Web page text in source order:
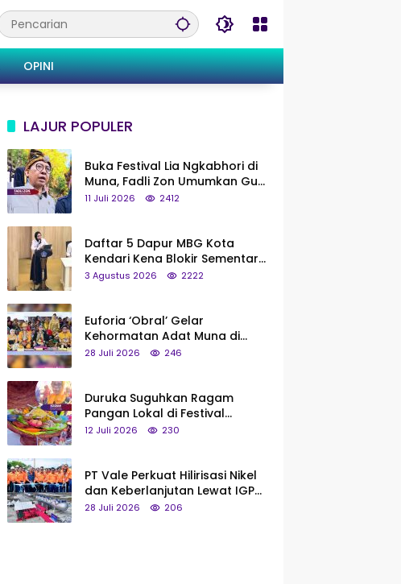
OPINI
LAJUR POPULER
Buka Festival Lia Ngkabhori di
Muna, Fadli Zon Umumkan Gua
Metanduno Segera Naik Status
11 Juli 2026 2412
Daftar 5 Dapur MBG Kota
Kendari Kena Blokir Sementara
dari Pusat
3 Agustus 2026 2222
Euforia ‘Obral’ Gelar
Kehormatan Adat Muna di
Silaturahmi KKMM, Ridwan Bae:
28 Juli 2026 246
Duruka Suguhkan Ragam
Pangan Lokal di Festival
Liangkobhori, Dari Umbi Rebus
12 Juli 2026 230
PT Vale Perkuat Hilirisasi Nikel
dan Keberlanjutan Lewat IGP
Morowali
28 Juli 2026 206